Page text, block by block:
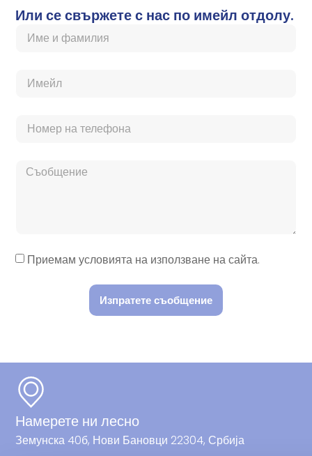
Или се свържете с нас по имейл отдолу.
Приемам условията на използване на сайта.
Изпратете съобщение
Намерете ни лесно
Земунска 40б, Нови Бановци 22304, Србија